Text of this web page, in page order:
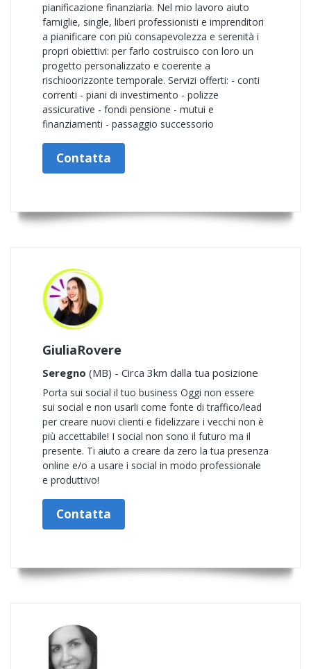
pianificazione finanziaria. Nel mio lavoro aiuto
famiglie, single, liberi professionisti e imprenditori
a pianificare con più consapevolezza e serenità i
propri obiettivi: per farlo costruisco con loro un
progetto personalizzato e coerente a
rischioorizzonte temporale. Servizi offerti: - conti
correnti - piani di investimento - polizze
assicurative - fondi pensione - mutui e
finanziamenti - passaggio successorio
Contatta
GiuliaRovere
Seregno (MB) - Circa 3km dalla tua posizione
Porta sui social il tuo business Oggi non essere
sui social e non usarli come fonte di traffico/lead
per creare nuovi clienti e fidelizzare i vecchi non è
più accettabile! I social non sono il futuro ma il
presente. Ti aiuto a creare da zero la tua presenza
online e/o a usare i social in modo professionale
e produttivo!
Contatta